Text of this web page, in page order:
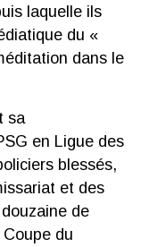
laquelle ils
du «
dans le
sa
en Ligue des
blessés,
et des
de
du